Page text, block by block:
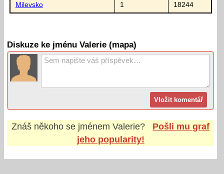
Milevsko 1 18244
Diskuze ke jménu Valerie (mapa)
Znáš někoho se jménemValerie?
Pošli mu graf
jeho popularity!